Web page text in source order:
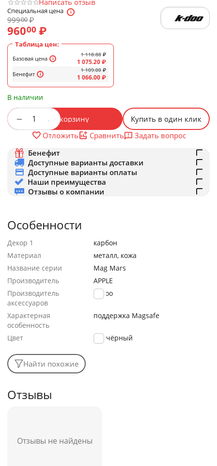
Написать отзыв
Специальная цена
99900₽
96000 ₽
Таблица цен:
Базовая цена
Бенефит
1 118.88 ₽
1 075.20₽
1 109.00 ₽
1 066.00₽
В наличии
+
− В корзину
Купить в один клик
Отложить
Сравнить
Задать вопрос
Бенефит
Доступные варианты доставки
Доступные варианты оплаты
Наши преимущества
Отзывы о компании
Особенности
Декор 1
карбон
Материал
металл, кожа
Название серии
Mag Mars
Производитель
APPLE
Производитель
аксессуаров
K-Doo
Характерная
особенность
поддержка Magsafe
Цвет чёрный
Найти похожие
Отзывы
Отзывы не найдены